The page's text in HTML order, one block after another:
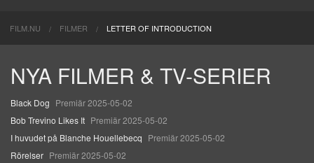
FILM.NU FILMER LETTER OF INTRODUCTION
NYA FILMER & TV-SERIER
Black Dog Premiär 2025-05-02
Bob Trevino Likes It Premiär 2025-05-02
I huvudet på Blanche Houellebecq Premiär 2025-05-02
Rörelser Premiär 2025-05-02